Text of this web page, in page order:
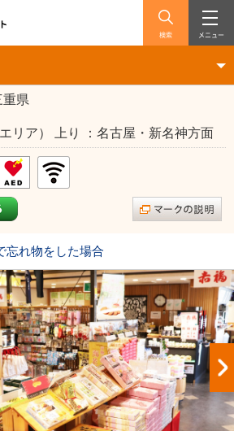
検索 メニュー
重県
リア） 上り ：名古屋・新名神方面
忘れ物をした場合